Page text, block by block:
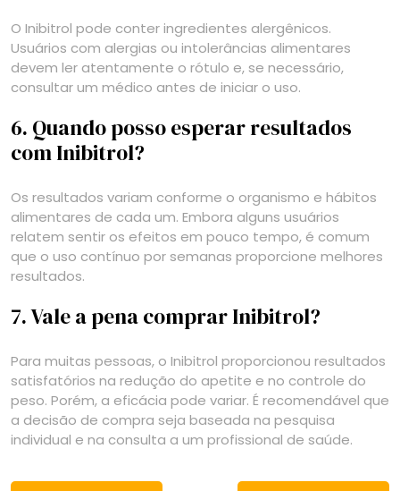
O Inibitrol pode conter ingredientes alergênicos.
Usuários com alergias ou intolerâncias alimentares
devem ler atentamente o rótulo e, se necessário,
consultar um médico antes de iniciar o uso.
6. Quando posso esperar resultados
com Inibitrol?
Os resultados variam conforme o organismo e hábitos
alimentares de cada um. Embora alguns usuários
relatem sentir os efeitos em pouco tempo, é comum
que o uso contínuo por semanas proporcione melhores
resultados.
7. Vale a pena comprar Inibitrol?
Para muitas pessoas, o Inibitrol proporcionou resultados
satisfatórios na redução do apetite e no controle do
peso. Porém, a eficácia pode variar. É recomendável que
a decisão de compra seja baseada na pesquisa
individual e na consulta a um profissional de saúde.
Navegação